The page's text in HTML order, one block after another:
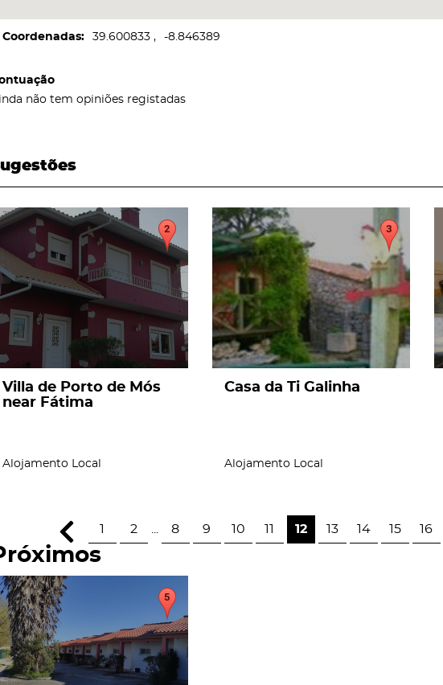
Coordenadas 39.600833 -8.846389
não tem opiniões registadas
Villa de Porto de Mós
near Fátima
Alojamento Local
page
Casa da Ti Galinha
Alojamento Local
1 2 8 9 10 11 12 13 14 15 16